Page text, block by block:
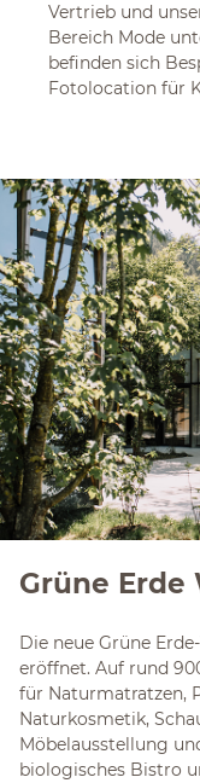
Vertrieb und
Bereich Mode
befinden sich
Fotolocation für
Grüne Erde
Die neue Grüne
eröffnet. Auf rund
für Naturmatratzen,
Naturkosmetik,
Möbelausstellung
biologisches Bistro